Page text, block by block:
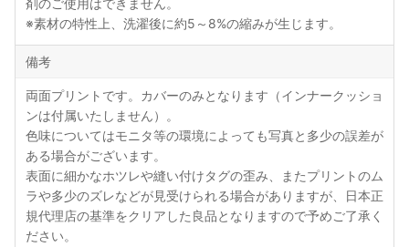
剤のご使用はできません。
※素材の特性上、洗濯後に約5～8%の縮みが生じます。
備考
両面プリントです。カバーのみとなります（インナークッショ
ンは付属いたしません）。
色味についてはモニタ等の環境によっても写真と多少の誤差が
ある場合がございます。
表面に細かなホツレや縫い付けタグの歪み、またプリントのム
ラや多少のズレなどが見受けられる場合がありますが、日本正
規代理店の基準をクリアした良品となりますので予めご了承く
ださい。